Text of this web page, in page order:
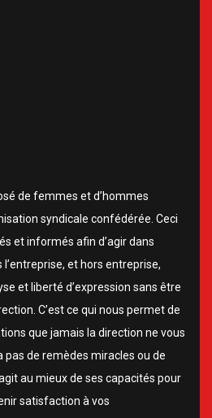
de femmes et d’hommes
syndicale confédérée. Ceci
et informés afin d’agir dans
l’entreprise, et hors entreprise,
et liberté d’expression sans être
C’est ce qui nous permet de
que jamais la direction ne vous
pas de remèdes miracles ou de
au mieux de ses capacités pour
satisfaction à vos